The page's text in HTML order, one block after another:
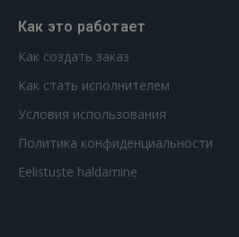
Как это работает
Как создать заказ
Как стать исполнителем
Условия использования
Политика конфиденциальности
Eelistuste haldamine